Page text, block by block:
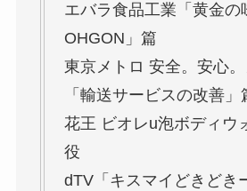
エバラ食品工業「黄金の
OHGON」篇
東京メトロ 安全。安心。
「輸送サービスの改善」
花王 ビオレu泡ボディウ
役
dTV「キスマイどきどき